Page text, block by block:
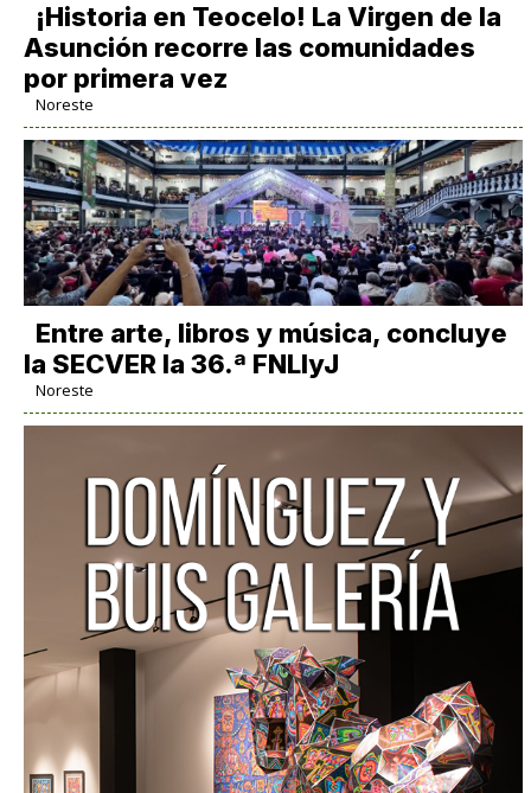
​¡Historia en Teocelo! La Virgen de la
Asunción recorre las comunidades
por primera vez
Noreste
Entre arte, libros y música, concluye
la SECVER la 36.ª FNLIyJ
Noreste